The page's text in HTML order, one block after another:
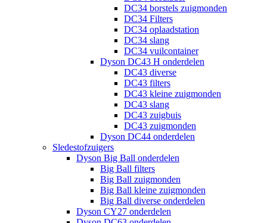
DC34 borstels zuigmonden
DC34 Filters
DC34 oplaadstation
DC34 slang
DC34 vuilcontainer
Dyson DC43 H onderdelen
DC43 diverse
DC43 filters
DC43 kleine zuigmonden
DC43 slang
DC43 zuigbuis
DC43 zuigmonden
Dyson DC44 onderdelen
Sledestofzuigers
Dyson Big Ball onderdelen
Big Ball filters
Big Ball zuigmonden
Big Ball kleine zuigmonden
Big Ball diverse onderdelen
Dyson CY27 onderdelen